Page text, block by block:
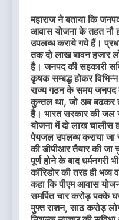
महाराज ने बताया कि
आवास योजना के तहत नौ
उपलब्ध कराये गये हैं।
तक दो लाख बावन हजार
है। जनपद की सहकारी
कृषक सम्बद्ध होकर
राज्य गठन के समय जनपद
कुन्तल था, जो अब बढकर
है। भारत सरकार की
योजना में दो लाख चालीस
पेयजल उपलब्ध कराया जा
की डीपीआर तैयार की जा
पूर्ण होने के बाद धर्मनगरी
कॉरिडोर की तरह ही
कहा कि पीएम आवास
समर्पित चार करोड़ पक्के
मुफ्त राशन, साठ करोड़